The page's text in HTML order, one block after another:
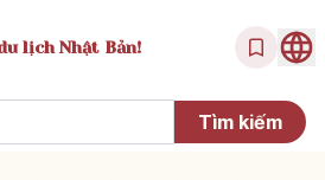
lịch Nhật Bản!